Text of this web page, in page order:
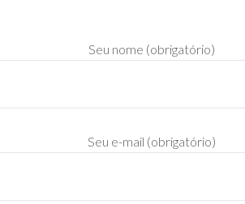
Seu nome (obrigatório)
Seu e-mail (obrigatório)